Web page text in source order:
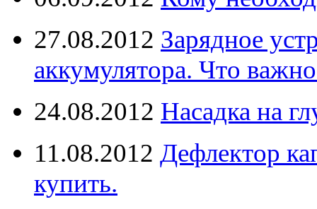
27.08.2012 Зарядное
аккумулятора. Что
24.08.2012 Насадка на
11.08.2012 Дефлектор
купить.